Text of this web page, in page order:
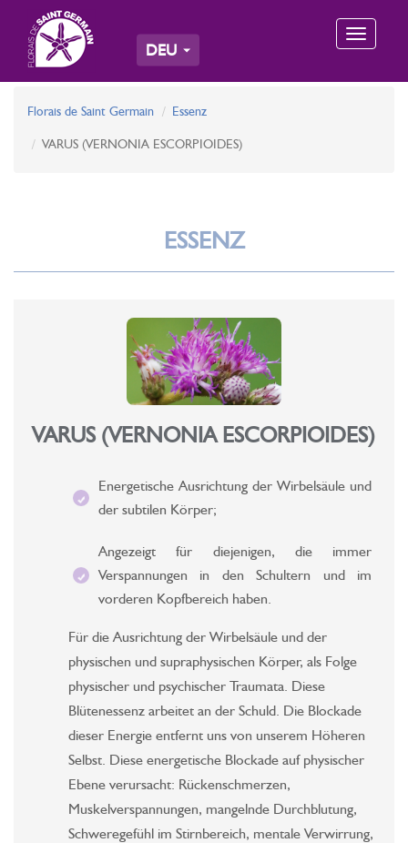
Toggle
DEU
Florais de Saint Germain Essenz
VARUS (VERNONIA ESCORPIOIDES)
ESSENZ
VARUS (VERNONIA ESCORPIOIDES)
Energetische Ausrichtung der Wirbelsäule und
der subtilen Körper;
Angezeigt für diejenigen, die immer
Verspannungen in den Schultern und im
vorderen Kopfbereich haben.
Für die Ausrichtung der Wirbelsäule und der
physischen und supraphysischen Körper, als Folge
physischer und psychischer Traumata. Diese
Blütenessenz arbeitet an der Schuld. Die Blockade
dieser Energie entfernt uns von unserem Höheren
Selbst. Diese energetische Blockade auf physischer
Ebene verursacht: Rückenschmerzen,
Muskelverspannungen, mangelnde Durchblutung,
Schweregefühl im Stirnbereich, mentale Verwirrung,